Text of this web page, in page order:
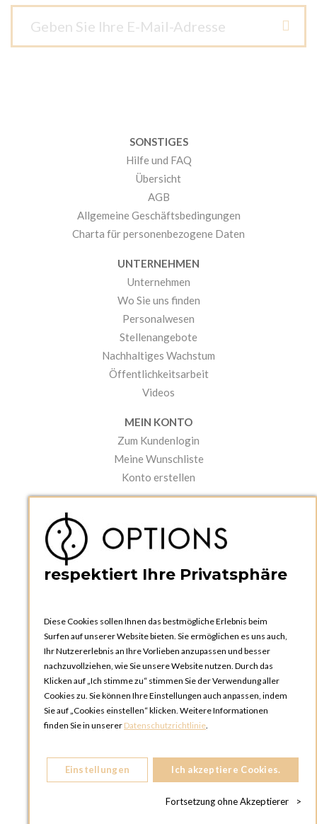
SONSTIGES
Hilfe und FAQ
Übersicht
AGB
Allgemeine Geschäftsbedingungen
Charta für personenbezogene Daten
UNTERNEHMEN
Unternehmen
Wo Sie uns finden
Personalwesen
Stellenangebote
Nachhaltiges Wachstum
Öffentlichkeitsarbeit
Videos
MEIN KONTO
Zum Kundenlogin
Meine Wunschliste
Konto erstellen
Kataloge und Bestellschein
Bedienungsanleitungen
OPTIONS ZÜRICH
Steinackerstrasse 55,
8302 Kloten
SCHWEIZ
OPTIONS GENF
1219 Le Lignon
respektiert Ihre Privatsphäre
Diese Cookies sollen Ihnen das bestmögliche Erlebnis beim
Surfen auf unserer Website bieten. Sie ermöglichen es uns auch,
Ihr Nutzererlebnis an Ihre Vorlieben anzupassen und besser
nachzuvollziehen, wie Sie unsere Website nutzen. Durch das
Klicken auf „Ich stimme zu“ stimmen Sie der Verwendung aller
Cookies zu. Sie können Ihre Einstellungen auch anpassen, indem
Sie auf „Cookies einstellen“ klicken. Weitere Informationen
finden Sie in unserer Datenschutzrichtlinie.
Einstellungen Ich akzeptiere Cookies.
Fortsetzung ohne Akzeptierer >